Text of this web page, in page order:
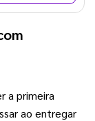
a primeira
ao entregar